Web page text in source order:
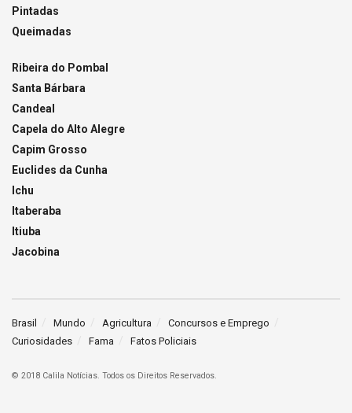
Pintadas
Queimadas
Ribeira do Pombal
Santa Bárbara
Candeal
Capela do Alto Alegre
Capim Grosso
Euclides da Cunha
Ichu
Itaberaba
Itiuba
Jacobina
Brasil Mundo Agricultura
Concursos e Emprego
Curiosidades
Fama Fatos Policiais
© 2018 Calila Notícias. Todos os Direitos Reservados.